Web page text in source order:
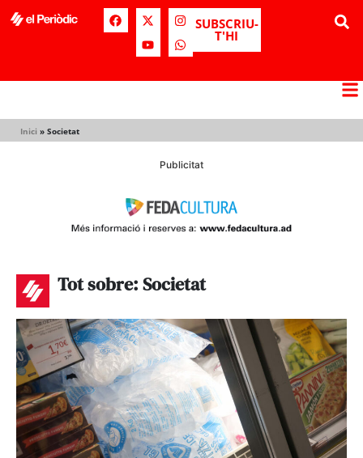
SUBSCRIU-
T'HI
Inici » Societat
Publicitat
Tot sobre: Societat